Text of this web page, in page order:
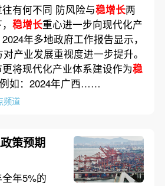
有何不同 防风险与稳增长两
稳增长重心进一步向现代化产
年多地政府工作报告显示，
产业发展重视度进一步提升。
将现代化产业体系建设作为稳
例如：2024年广西……
频道
策预期
年5%的